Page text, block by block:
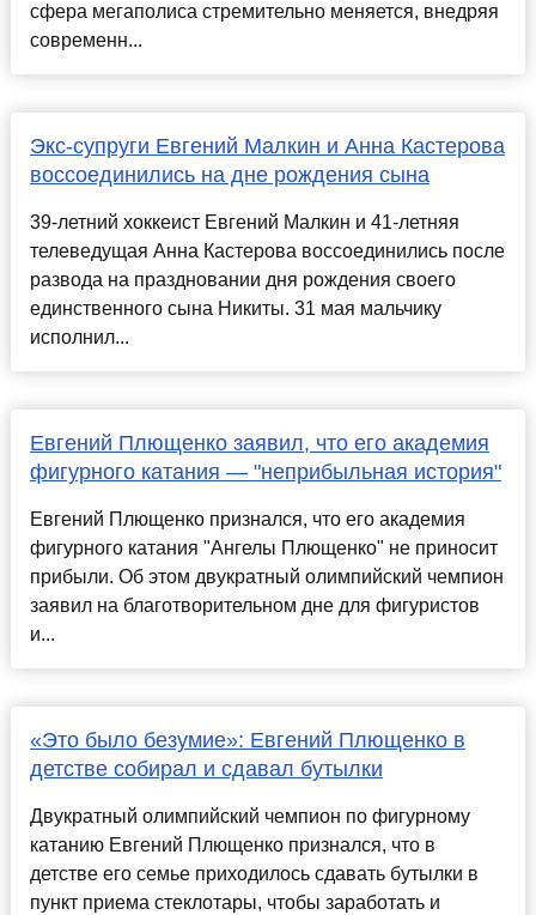
сфера мегаполиса стремительно меняется, внедряя
современн...
Экс-супруги Евгений Малкин и Анна Кастерова
воссоединились на дне рождения сына
39-летний хоккеист Евгений Малкин и 41-летняя
телеведущая Анна Кастерова воссоединились после
развода на праздновании дня рождения своего
единственного сына Никиты. 31 мая мальчику
исполнил...
Евгений Плющенко заявил, что его академия
фигурного катания — "неприбыльная история"
Евгений Плющенко признался, что его академия
фигурного катания "Ангелы Плющенко" не приносит
прибыли. Об этом двукратный олимпийский чемпион
заявил на благотворительном дне для фигуристов
и...
«Это было безумие»: Евгений Плющенко в
детстве собирал и сдавал бутылки
Двукратный олимпийский чемпион по фигурному
катанию Евгений Плющенко признался, что в
детстве его семье приходилось сдавать бутылки в
пункт приема стеклотары, чтобы заработать и